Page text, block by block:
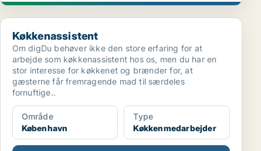
Køkkenassistent
Køkkenassistent
Om digDu behøver ikke den store erfaring for at
arbejde som køkkenassistent hos os, men du har en
stor interesse for køkkenet og brænder for, at
gæsterne får fremragende mad til særdeles
fornuftige..
Område
København
Type
Køkkenmedarbejder